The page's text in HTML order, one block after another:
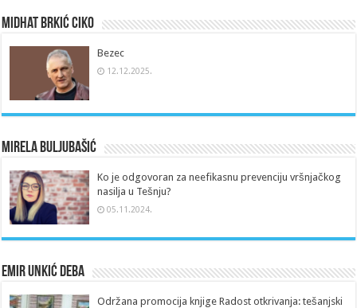
Midhat Brkić Ciko
Bezec
12.12.2025.
Mirela Buljubašić
Ko je odgovoran za neefikasnu prevenciju vršnjačkog
nasilja u Tešnju?
05.11.2024.
Emir Unkić Deba
Održana promocija knjige Radost otkrivanja: tešanjski